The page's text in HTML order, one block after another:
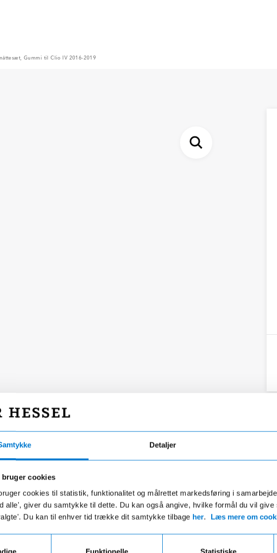
Detaljer
bruger cookies
cookies til statistik, funktionalitet og målrettet markedsføring i
alle', giver du samtykke til dette. Du kan også angive, hvilke formål du vil
Du kan til enhver tid trække dit samtykke tilbage her. Læs mere om
Gummi til Clio IV 2016-2019
Fri fragt
Der er altid fri fragt på ordre over 599,- og der
er altid gratis afhentning i en af vores
Hurtig levering
VI leverer de fleste varer
hverdage